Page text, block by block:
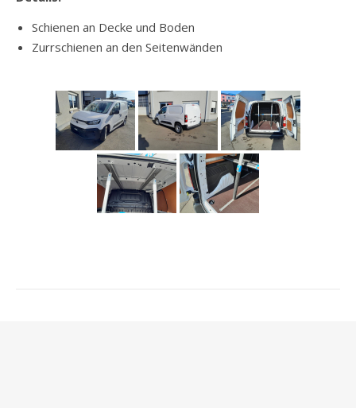
Schienen an Decke und Boden
Zurrschienen an den Seitenwänden